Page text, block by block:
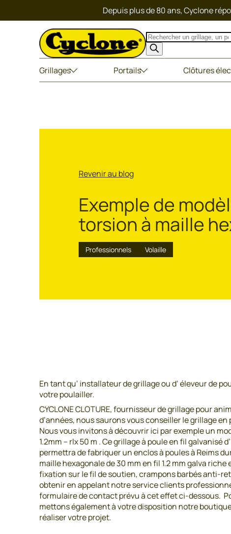
Depuis plus de 80 ans, Cyclone
Recherche
de
produits
Grillages Portails Clôtures
Revenir au blog
Exemple de
torsion à maille
Professionnels Volaille
En tant qu’ installateur de grillage ou d’ éleveur de
votre poulailler.
CYCLONE CLOTURE, fournisseur de grillage pour
d’années, nous saurons vous conseiller le grillage
Nous vous invitons à découvrir ici par exemple un
1.2mm – rlx 50 m . Ce grillage à poule en fil
permettra de fabriquer un enclos à poules à Reims
maille hexagonale de 30 mm en fil 1.2 mm galva
fixation sur le fil de soutien, crampons barbés anti-
obtenir en appelant notre service clients
formulaire de contact prévu à cet effet ci-dessous.
mettons également à votre disposition notre
réaliser votre projet.